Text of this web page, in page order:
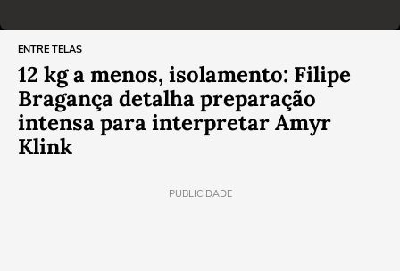
ENTRE TELAS
12 kg a menos, isolamento: Filipe
Bragança detalha preparação
intensa para interpretar Amyr
Klink
PUBLICIDADE